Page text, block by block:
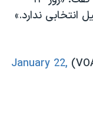
انتخابی ندارد.»
January 22,